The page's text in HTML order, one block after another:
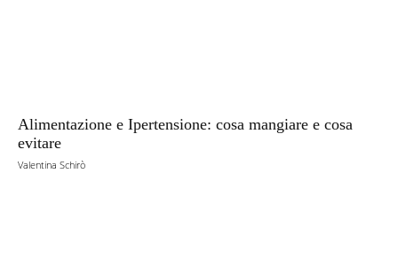
Alimentazione e Ipertensione: cosa mangiare e cosa
evitare
Valentina Schirò